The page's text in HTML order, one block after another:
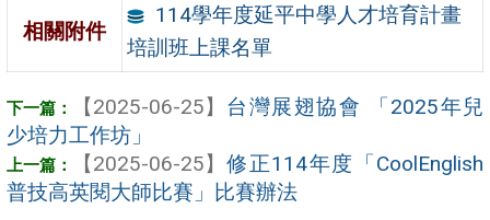
相關附件
114學年度延平中學人才培育計畫
培訓班上課名單
【2025-06-25】 台灣展翅協會 「2025年兒
少培力工作坊」
【2025-06-25】 修正114年度「CoolEnglish
普技高英閱大師比賽」比賽辦法